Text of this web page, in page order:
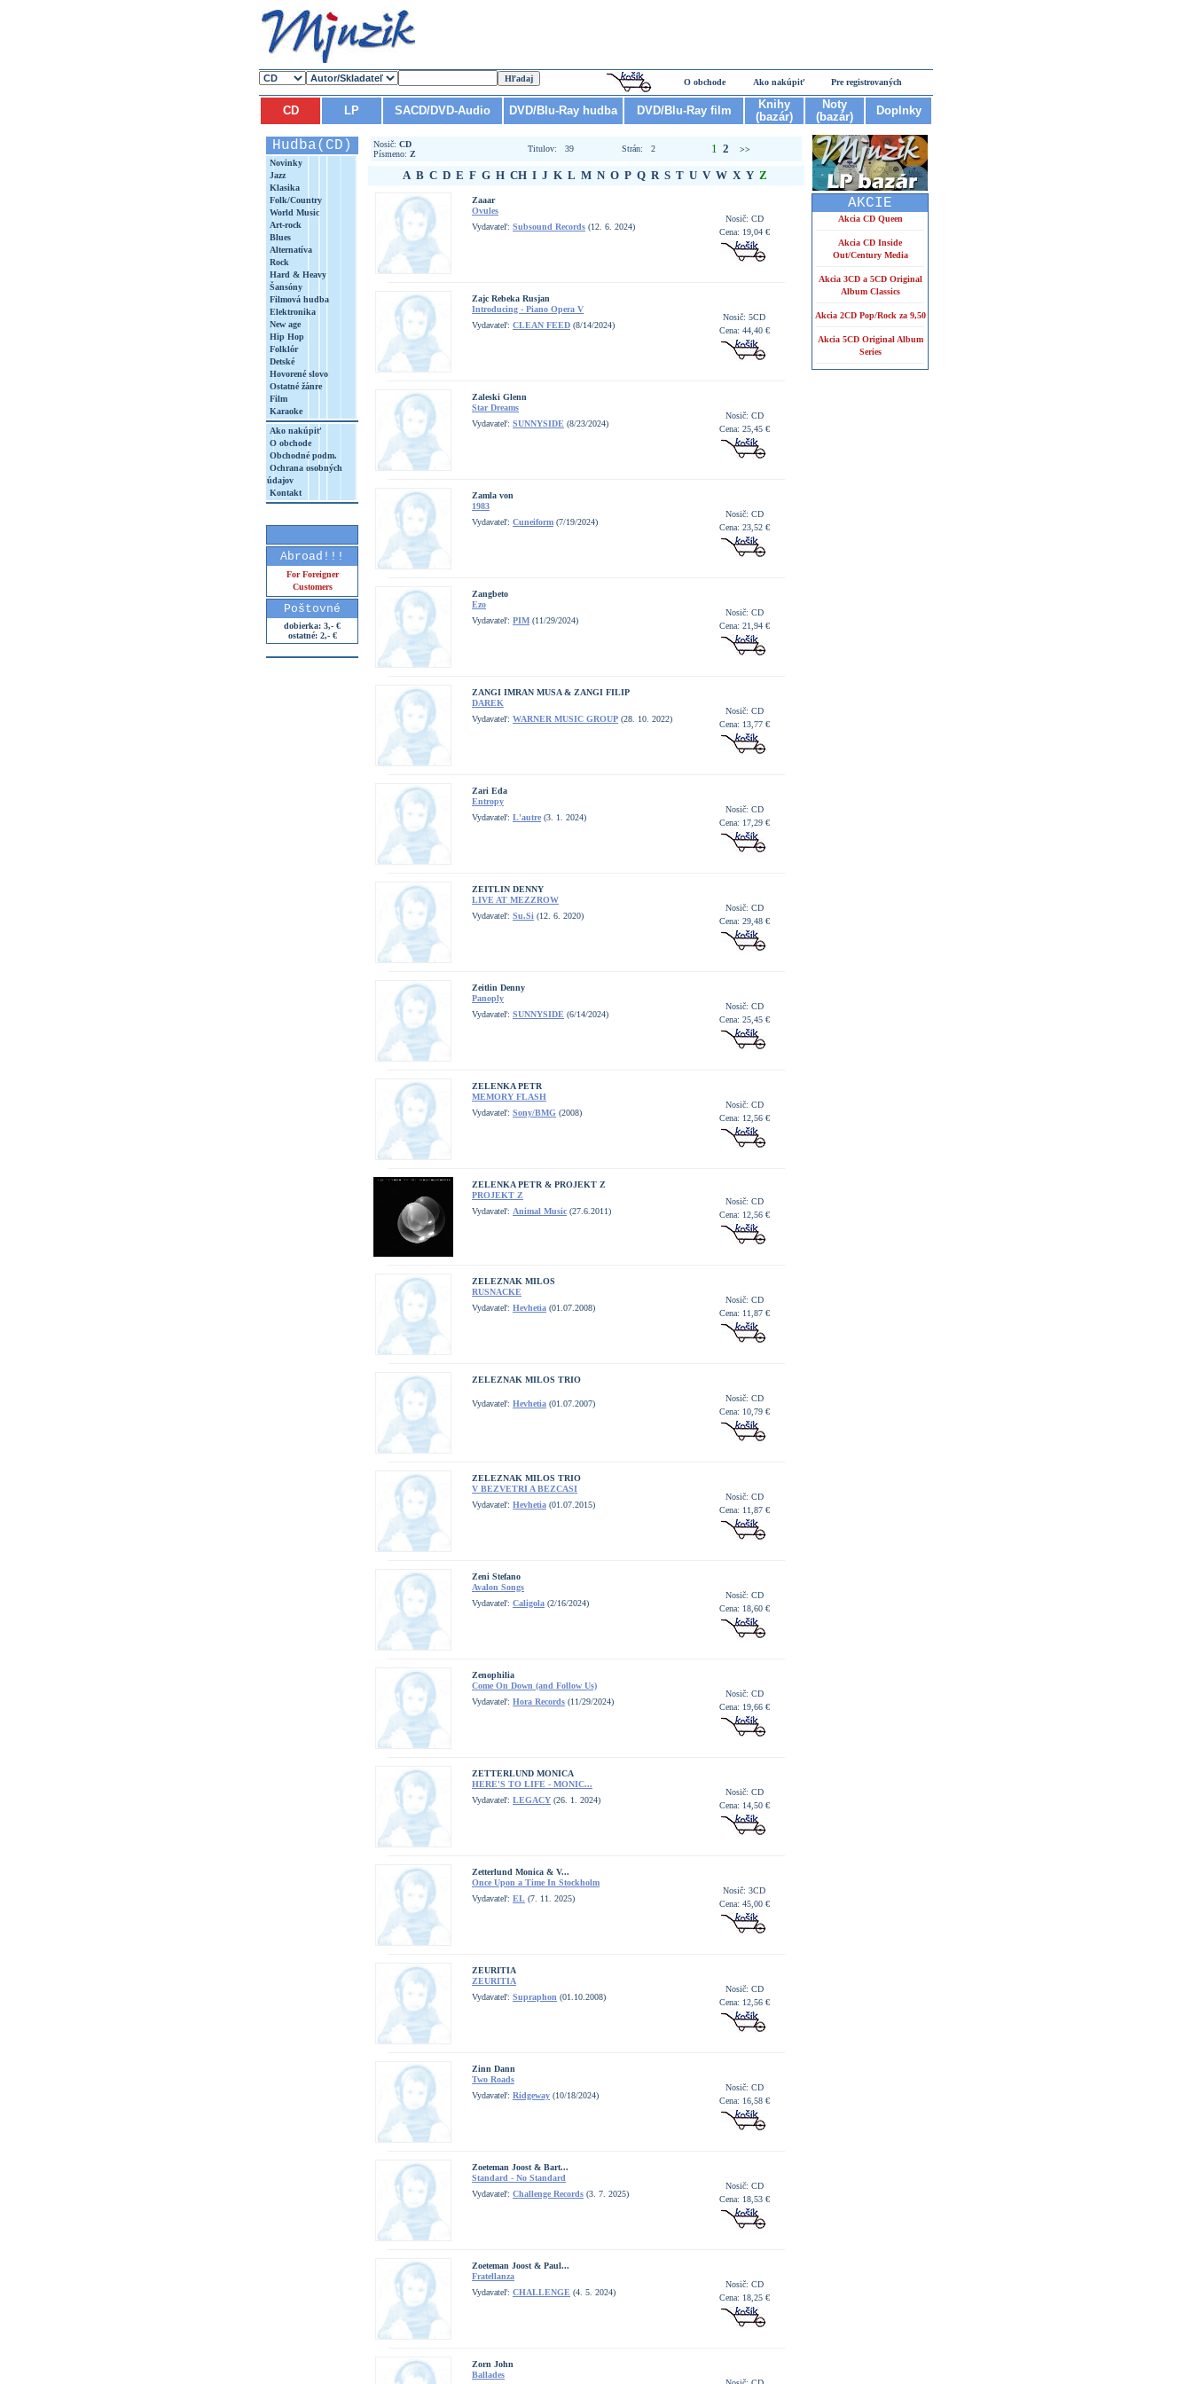
O obchode Ako nakúpiť Pre registrovaných
CD LP SACD/DVD-Audio DVD/Blu-Ray hudba DVD/Blu-Ray film
Knihy
(bazár)
Noty
(bazár)
Doplnky
Hudba(CD)
Novinky
Jazz
Klasika
Folk/Country
World Music
Art-rock
Blues
Alternatíva
Rock
Hard & Heavy
Šansóny
Filmová hudba
Elektronika
New age
Hip Hop
Folklór
Detské
Hovorené slovo
Ostatné žánre
Film
Karaoke
Ako nakúpiť
O obchode
Obchodné podm.
Ochrana osobných
údajov
Kontakt
Abroad!!!
For Foreigner
Customers
Poštovné
dobierka: 3,- €
ostatné: 2,- €
Nosič: CD
Písmeno: Z
Titulov: 39 Strán: 2 1 2 >>
A B C D E F G H CH I J K L M N O P Q R S T U V W X Y Z
Zaaar
Ovules
Vydavateľ: Subsound Records (12. 6. 2024)
Nosič: CD
Cena: 19,04 €
Zajc Rebeka Rusjan
Introducing - Piano Opera V
Vydavateľ: CLEAN FEED (8/14/2024)
Nosič: 5CD
Cena: 44,40 €
Zaleski Glenn
Star Dreams
Vydavateľ: SUNNYSIDE (8/23/2024)
Nosič: CD
Cena: 25,45 €
Zamla von
1983
Vydavateľ: Cuneiform (7/19/2024)
Nosič: CD
Cena: 23,52 €
Zangbeto
Ezo
Vydavateľ: PIM (11/29/2024)
Nosič: CD
Cena: 21,94 €
ZANGI IMRAN MUSA & ZANGI FILIP
DAREK
Vydavateľ: WARNER MUSIC GROUP (28. 10. 2022)
Nosič: CD
Cena: 13,77 €
Zari Eda
Entropy
Vydavateľ: L'autre (3. 1. 2024)
Nosič: CD
Cena: 17,29 €
ZEITLIN DENNY
LIVE AT MEZZROW
Vydavateľ: Su.Si (12. 6. 2020)
Nosič: CD
Cena: 29,48 €
Zeitlin Denny
Panoply
Vydavateľ: SUNNYSIDE (6/14/2024)
Nosič: CD
Cena: 25,45 €
ZELENKA PETR
MEMORY FLASH
Vydavateľ: Sony/BMG (2008)
Nosič: CD
Cena: 12,56 €
ZELENKA PETR & PROJEKT Z
PROJEKT Z
Vydavateľ: Animal Music (27.6.2011)
Nosič: CD
Cena: 12,56 €
ZELEZNAK MILOS
RUSNACKE
Vydavateľ: Hevhetia (01.07.2008)
Nosič: CD
Cena: 11,87 €
ZELEZNAK MILOS TRIO
Vydavateľ: Hevhetia (01.07.2007)
Nosič: CD
Cena: 10,79 €
ZELEZNAK MILOS TRIO
V BEZVETRI A BEZCASI
Vydavateľ: Hevhetia (01.07.2015)
Nosič: CD
Cena: 11,87 €
Zeni Stefano
Avalon Songs
Vydavateľ: Caligola (2/16/2024)
Nosič: CD
Cena: 18,60 €
Zenophilia
Come On Down (and Follow Us)
Vydavateľ: Hora Records (11/29/2024)
Nosič: CD
Cena: 19,66 €
ZETTERLUND MONICA
HERE'S TO LIFE - MONIC...
Vydavateľ: LEGACY (26. 1. 2024)
Nosič: CD
Cena: 14,50 €
Zetterlund Monica & V...
Once Upon a Time In Stockholm
Vydavateľ: EL (7. 11. 2025)
Nosič: 3CD
Cena: 45,00 €
ZEURITIA
ZEURITIA
Vydavateľ: Supraphon (01.10.2008)
Nosič: CD
Cena: 12,56 €
Zinn Dann
Two Roads
Vydavateľ: Ridgeway (10/18/2024)
Nosič: CD
Cena: 16,58 €
Zoeteman Joost & Bart...
Standard - No Standard
Vydavateľ: Challenge Records (3. 7. 2025)
Nosič: CD
Cena: 18,53 €
Zoeteman Joost & Paul...
Fratellanza
Vydavateľ: CHALLENGE (4. 5. 2024)
Nosič: CD
Cena: 18,25 €
Zorn John
Ballades
AKCIE
Akcia CD Queen
Akcia CD Inside
Out/Century Media
Akcia 3CD a 5CD Original
Album Classics
Akcia 2CD Pop/Rock za 9,50
Akcia 5CD Original Album
Series